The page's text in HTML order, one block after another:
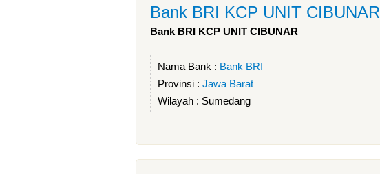
Bank BRI KCP UNIT CIBUNAR
Bank BRI KCP UNIT CIBUNAR
Nama Bank : Bank BRI
Provinsi : Jawa Barat
Wilayah : Sumedang